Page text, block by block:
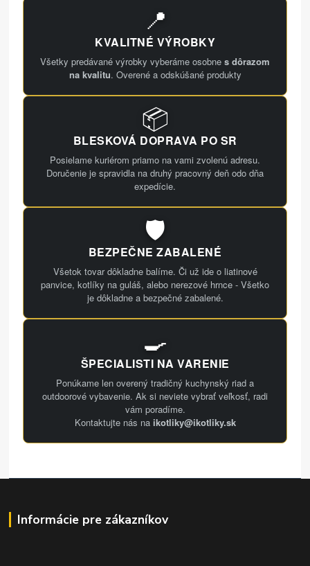
📍
KVALITNÉ VÝROBKY
Všetky predávané výrobky vyberáme osobne s dôrazom
na kvalitu. Overené a odskúšané produkty
📦
BLESKOVÁ DOPRAVA PO SR
Posielame kuriérom priamo na vami zvolenú adresu.
Doručenie je spravidla na druhý pracovný deň odo dňa
expedície.
🛡️
BEZPEČNE ZABALENÉ
Všetok tovar dôkladne balíme. Či už ide o liatinové
panvice, kotlíky na guláš, alebo nerezové hrnce - Všetko
je dôkladne a bezpečné zabalené.
🍳
ŠPECIALISTI NA VARENIE
Ponúkame len overený tradičný kuchynský riad a
outdoorové vybavenie. Ak si neviete vybrať veľkosť, radi
vám poradíme.
Kontaktujte nás na ikotliky@ikotliky.sk
Informácie pre zákazníkov